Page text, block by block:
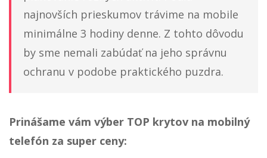
najnovších prieskumov trávime na mobile
minimálne 3 hodiny denne. Z tohto dôvodu
by sme nemali zabúdať na jeho správnu
ochranu v podobe praktického puzdra.
Prinášame vám výber TOP krytov na mobilný
telefón za super ceny: